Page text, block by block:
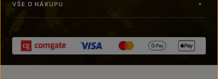
VŠE O NÁKUPU